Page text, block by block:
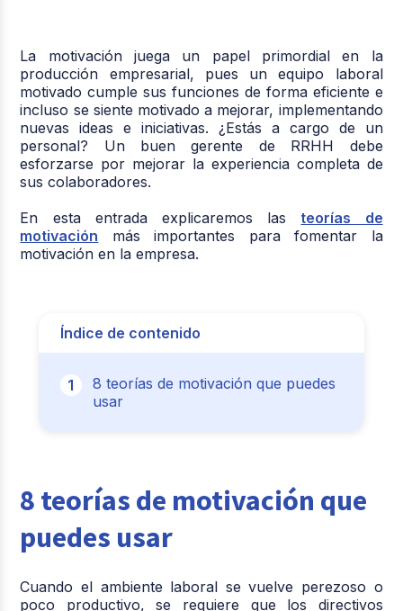
La motivación juega un papel primordial en la
producción empresarial, pues un equipo laboral
motivado cumple sus funciones de forma eficiente e
incluso se siente motivado a mejorar, implementando
nuevas ideas e iniciativas. ¿Estás a cargo de un
personal? Un buen gerente de RRHH debe
esforzarse por mejorar la experiencia completa de
sus colaboradores.
En esta entrada explicaremos las teorías de
motivación más importantes para fomentar la
motivación en la empresa.
Índice de contenido
8 teorías de motivación que puedes
usar
8 teorías de motivación que
puedes usar
Cuando el ambiente laboral se vuelve perezoso o
poco productivo, se requiere que los directivos